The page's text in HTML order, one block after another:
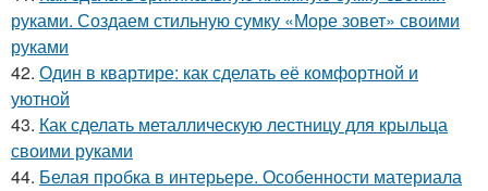
руками. Создаем стильную сумку «Море зовет» своими
руками
42. Один в квартире: как сделать её комфортной и
уютной
43. Как сделать металлическую лестницу для крыльца
своими руками
44. Белая пробка в интерьере. Особенности материала